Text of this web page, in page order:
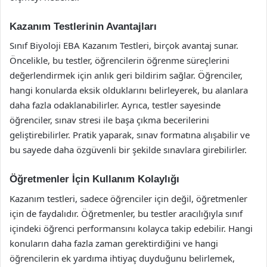
Kazanım Testlerinin Avantajları
Sınıf Biyoloji EBA Kazanım Testleri, birçok avantaj sunar.
Öncelikle, bu testler, öğrencilerin öğrenme süreçlerini
değerlendirmek için anlık geri bildirim sağlar. Öğrenciler,
hangi konularda eksik olduklarını belirleyerek, bu alanlara
daha fazla odaklanabilirler. Ayrıca, testler sayesinde
öğrenciler, sınav stresi ile başa çıkma becerilerini
geliştirebilirler. Pratik yaparak, sınav formatına alışabilir ve
bu sayede daha özgüvenli bir şekilde sınavlara girebilirler.
Öğretmenler İçin Kullanım Kolaylığı
Kazanım testleri, sadece öğrenciler için değil, öğretmenler
için de faydalıdır. Öğretmenler, bu testler aracılığıyla sınıf
içindeki öğrenci performansını kolayca takip edebilir. Hangi
konuların daha fazla zaman gerektirdiğini ve hangi
öğrencilerin ek yardıma ihtiyaç duyduğunu belirlemek,